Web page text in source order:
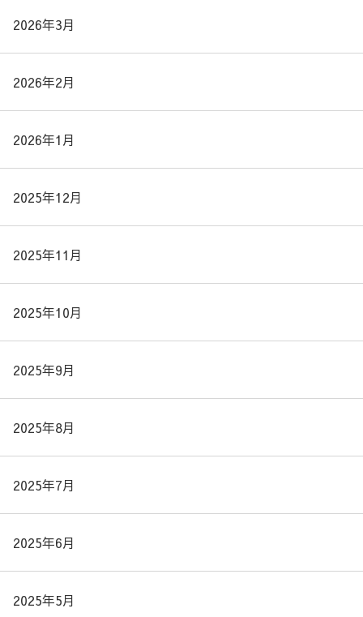
2026年3月
2026年2月
2026年1月
2025年12月
2025年11月
2025年10月
2025年9月
2025年8月
2025年7月
2025年6月
2025年5月